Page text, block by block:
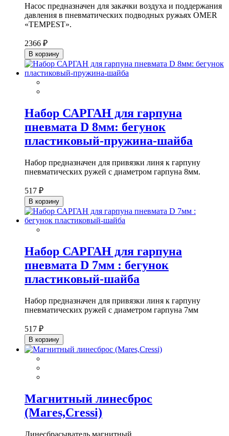
Насос предназначен для закачки воздуха и поддержания
давления в пневматических подводных ружьях OMER
«TEMPEST».
2366 ₽
В корзину
Набор САРГАН для гарпуна
пневмата D 8мм: бегунок
пластиковый-пружина-шайба
Набор предназначен для привязки линя к гарпуну
пневматических ружей с диаметром гарпуна 8мм.
517 ₽
В корзину
Набор САРГАН для гарпуна
пневмата D 7мм : бегунок
пластиковый-шайба
Набор предназначен для привязки линя к гарпуну
пневматических ружей с диаметром гарпуна 7мм
517 ₽
В корзину
Магнитный линесброс
(Mares,Cressi)
Линесбрасыватель магнитный